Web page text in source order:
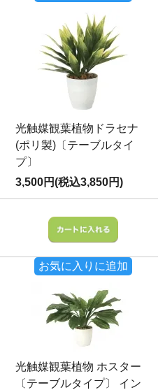
光触媒観葉植物ドラセナ
(ポリ製)〔テーブルタイ
プ〕
3,500円(税込3,850円)
お気に入りに追加
光触媒観葉植物 ホスター
〔テーブルタイプ〕 イン